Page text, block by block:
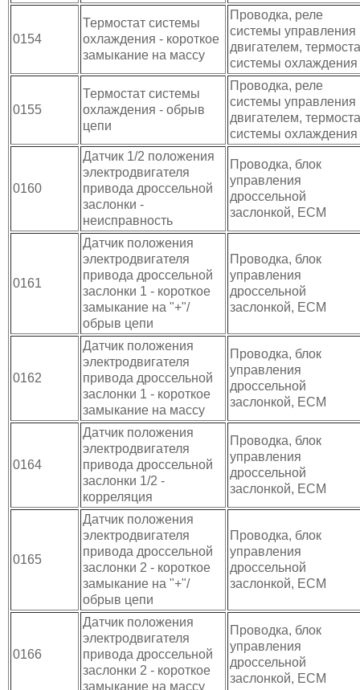
0154
Термостат системы
охлаждения - короткое
замыкание на массу
Проводка, реле
системы управления
двигателем,
системы охлаждения
0155
Термостат системы
охлаждения - обрыв
цепи
Проводка, реле
системы управления
двигателем,
системы охлаждения
0160
Датчик 1/2 положения
электродвигателя
привода дроссельной
заслонки -
неисправность
Проводка, блок
управления
дроссельной
заслонкой, ЕСМ
0161
Датчик положения
электродвигателя
привода дроссельной
заслонки 1 - короткое
замыкание на "+"/
обрыв цепи
Проводка, блок
управления
дроссельной
заслонкой, ЕСМ
0162
Датчик положения
электродвигателя
привода дроссельной
заслонки 1 - короткое
замыкание на массу
Проводка, блок
управления
дроссельной
заслонкой, ЕСМ
0164
Датчик положения
электродвигателя
привода дроссельной
заслонки 1/2 -
корреляция
Проводка, блок
управления
дроссельной
заслонкой, ЕСМ
0165
Датчик положения
электродвигателя
привода дроссельной
заслонки 2 - короткое
замыкание на "+"/
обрыв цепи
Проводка, блок
управления
дроссельной
заслонкой, ЕСМ
0166
Датчик положения
электродвигателя
привода дроссельной
заслонки 2 - короткое
замыкание на массу
Проводка, блок
управления
дроссельной
заслонкой, ЕСМ